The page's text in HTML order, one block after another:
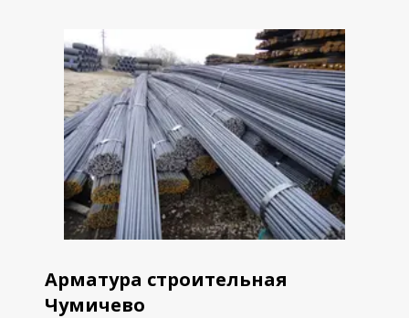
Арматура строительная
Чумичево